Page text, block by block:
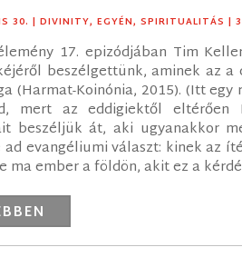
30. |DIVINITY,EGYÉN,SPIRITUALITÁS |
17. epizódjában Tim
beszélgettünk, aminek az
(Harmat-Koinónia, 2015). (Itt
mert az eddigiektől eltérően
beszéljük át, aki ugyanakkor
ad evangéliumi választ: kinek az
ma ember a földön, akit ez a